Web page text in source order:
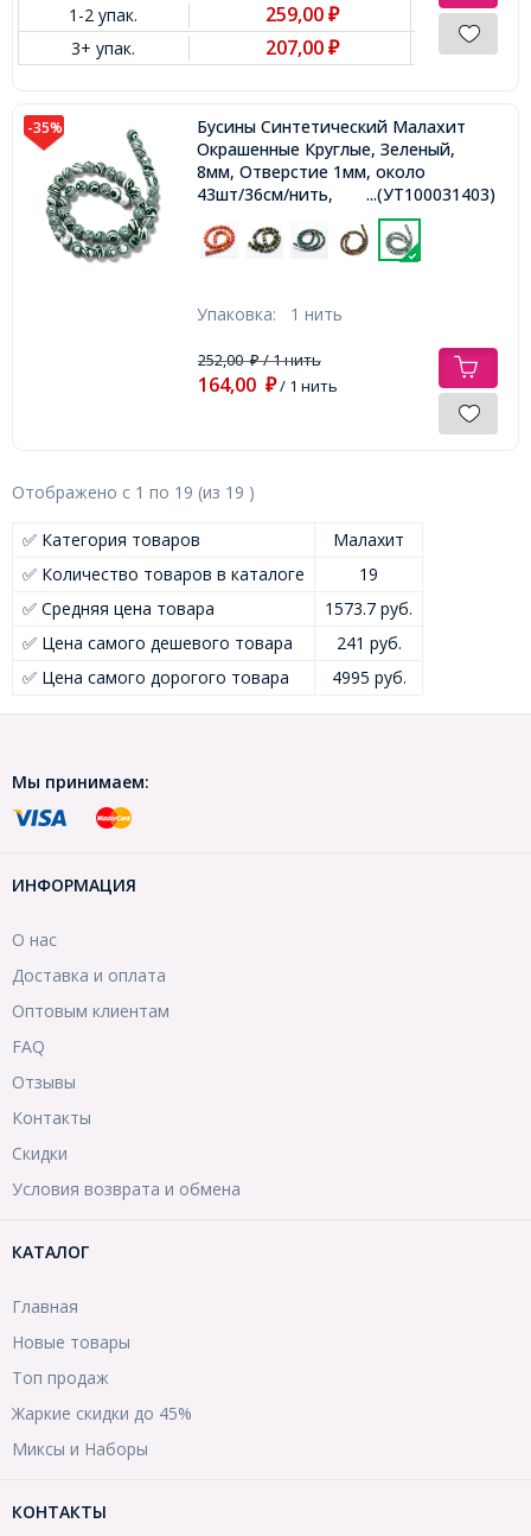
1-2 упак.
259,00 ₽
3+ упак. 207,00 ₽
-35%
Бусины Синтетический Малахит
Окрашенные Круглые, Зеленый,
8мм, Отверстие 1мм, около
43шт/36см/нить,
...(УТ100031403)
Упаковка: 1 нить
252,00₽/ 1 нить
164,00 ₽/ 1 нить
Отображено с 1 по 19 (из 19 )
✅ Категория товаров
Малахит
✅ Количество товаров в каталоге
19
✅ Средняя цена товара
1573.7 руб.
✅ Цена самого дешевого товара
241 руб.
✅ Цена самого дорогого товара
4995 руб.
Мы принимаем:
ИНФОРМАЦИЯ
О нас
Доставка и оплата
Оптовым клиентам
FAQ
Отзывы
Контакты
Скидки
Условия возврата и обмена
КАТАЛОГ
Главная
Новые товары
Топ продаж
Жаркие скидки до 45%
Миксы и Наборы
КОНТАКТЫ